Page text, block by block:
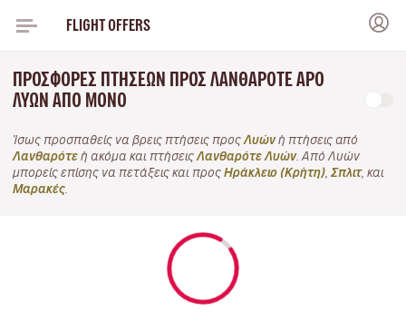
FLIGHT OFFERS
ΠΡΟΣΦΟΡΈΣ ΠΤΉΣΕΩΝ ΠΡΟΣ ΛΑΝΘΑΡΌΤΕ APO
ΛΥΏΝ ΑΠΌ ΜΌΝΟ
Ίσως προσπαθείς να βρεις πτήσεις προς Λυώνή πτήσεις από
Λανθαρότε ή ακόμα και πτήσεις Λανθαρότε Λυών. Από Λυών
μπορείς επίσης να πετάξεις και προς Ηράκλειο (Κρήτη) Σπλιτ, και
Μαρακές